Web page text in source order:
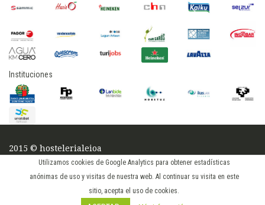
Utilizamos cookies de Google Analytics para obtener estadísticas
anónimas de uso y visitas de nuestra web. Al continuar su visita en este
sitio, acepta el uso de cookies.
Instituciones
2015 © hostelerialeioa